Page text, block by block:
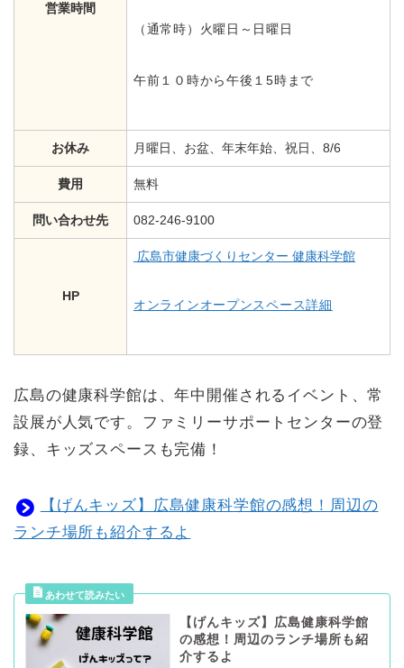
営業時間
（通常時）火曜日～日曜日
午前１０時から午後１5時まで
お休み 月曜日、お盆、年末年始、祝日、8/6
費用 無料
問い合わせ先 082-246-9100
HP
広島市健康づくりセンター 健康科学館
オンラインオープンスペース詳細
広島の健康科学館は、年中開催されるイベント、常
設展が人気です。ファミリーサポートセンターの登
録、キッズスペースも完備！
【げんキッズ】広島健康科学館の感想！周辺の
ランチ場所も紹介するよ
【げんキッズ】広島健康科学館
の感想！周辺のランチ場所も紹
介するよ